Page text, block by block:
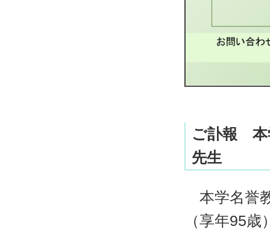
ご訃報 本
先生
本学名誉
（享年95